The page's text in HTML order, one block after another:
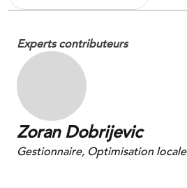
Experts contributeurs
Zoran Dobrijevic
Gestionnaire, Optimisation locale